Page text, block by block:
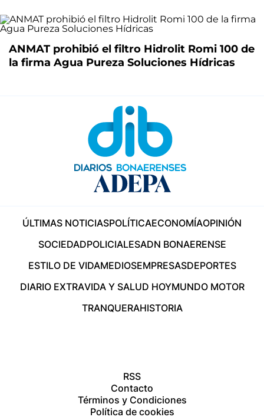
ANMAT prohibió el filtro Hidrolit Romi 100 de
la firma Agua Pureza Soluciones Hídricas
ÚLTIMAS NOTICIASPOLÍTICAECONOMÍAOPINIÓN
SOCIEDADPOLICIALESADN BONAERENSE
ESTILO DE VIDAMEDIOSEMPRESASDEPORTES
DIARIO EXTRAVIDA Y SALUD HOYMUNDO MOTOR
TRANQUERAHISTORIA
RSS
Contacto
Términos y Condiciones
Política de cookies